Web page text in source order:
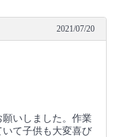
2021/07/20
いしました。作業
て子供も大変喜び